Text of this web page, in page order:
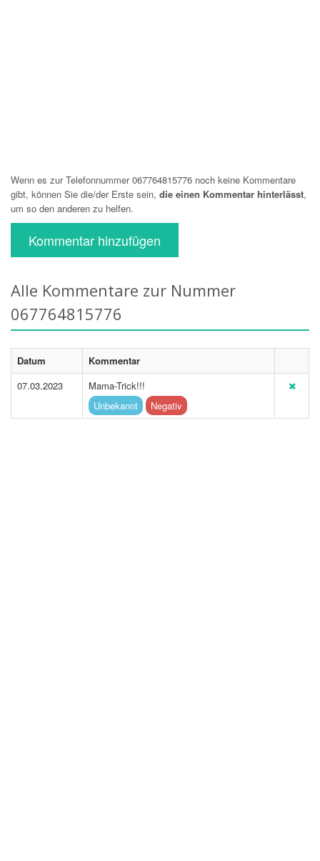
Wenn es zur Telefonnummer 067764815776 noch keine Kommentare
gibt, können Sie die/der Erste sein, die einen Kommentar hinterlässt,
um so den anderen zu helfen.
Kommentar hinzufügen
Alle Kommentare zur Nummer
067764815776
Datum
Kommentar
07.03.2023
Mama-Trick!!!
Unbekannt
Negativ